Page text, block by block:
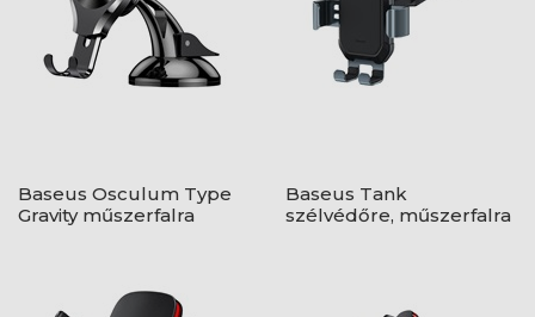
Baseus Osculum Type
Gravity műszerfalra
Baseus Tank
szélvédőre, műszerfalra